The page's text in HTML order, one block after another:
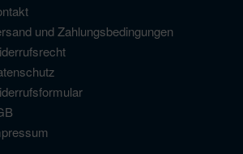
und Zahlungsbedingungen